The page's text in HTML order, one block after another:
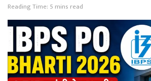
Reading Time: 5 mins read